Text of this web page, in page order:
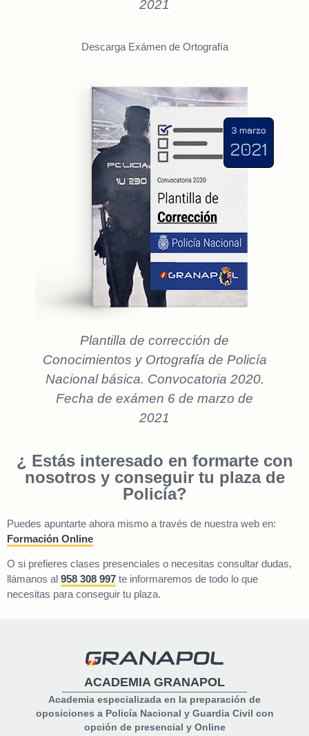
2021
Descarga Exámen de Ortografía
Plantilla de corrección de
Conocimientos y Ortografía de Policía
Nacional básica. Convocatoria 2020.
Fecha de exámen 6 de marzo de
2021
¿ Estás interesado en formarte con
nosotros y conseguir tu plaza de
Policía?
Puedes apuntarte ahora mismo a través de nuestra web en:
Formación Online
O si prefieres clases presenciales o necesitas consultar dudas,
llámanos al 958 308 997 te informaremos de todo lo que
necesitas para conseguir tu plaza.
ACADEMIA GRANAPOL
Academia especializada en la preparación de
oposiciones a Policía Nacional y Guardia Civil con
opción de presencial y Online